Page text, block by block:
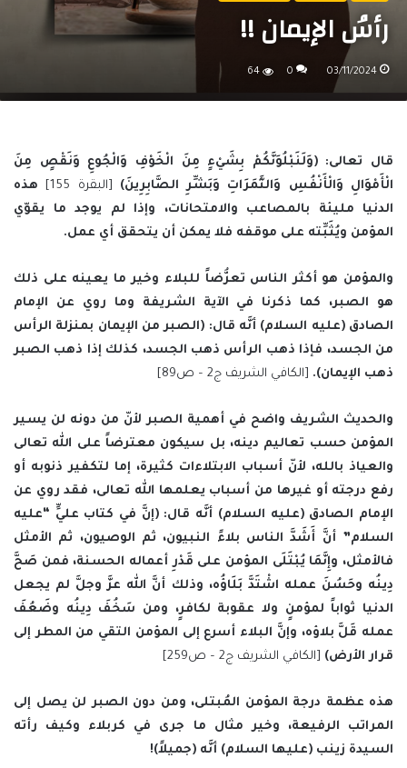
رأسُ الإيمان !!
03/11/2024
0
64
قال تعالى: (وَلَنَبْلُوَنَّكُمْ بِشَيْءٍ مِنَ الْخَوْفِ وَالْجُوعِ وَنَقْصٍ مِنَ
الْأَمْوَالِ وَالْأَنْفُسِ وَالثَّمَرَاتِ وَبَشِّرِ الصَّابِرِينَ)
[البقرة 155]
هذه
الدنيا مليئة بالمصاعب والامتحانات، وإذا لم يوجد ما يقوّي
المؤمن ويُثَبِّته على موقفه فلا يمكن أن يتحقق أي عمل.
والمؤمن هو أكثر الناس تعرُّضاً للبلاء وخير ما يعينه على ذلك
هو الصبر، كما ذكرنا في الآية الشريفة وما روي عن الإمام
الصادق (عليه السلام) أنَّه قال: (الصبر من الإيمان بمنزلة الرأس
من الجسد، فإذا ذهب الرأس ذهب الجسد، كذلك إذا ذهب الصبر
ذهب الإيمان).
[الكافي الشريف ج2 – ص89]
والحديث الشريف واضح في أهمية الصبر لأنّ من دونه لن يسير
المؤمن حسب تعاليم دينه، بل سيكون معترضاً على الله تعالى
والعياذ بالله، لأنّ أسباب الابتلاءات كثيرة، إما لتكفير ذنوبه أو
رفع درجته أو غيرها من أسباب يعلمها الله تعالى، فقد روي عن
الإمام الصادق (عليه السلام) أنَّه قال: (إنَّ في كتاب عليٍّ “عليه
السلام” أنَّ أَشَدَّ الناس بلاءً النبيون، ثم الوصيون، ثم الأمثل
فالأمثل، وإِنَّمَا يُبْتَلَى المؤمن على قَدْرِ أعماله الحسنة، فمن صَحَّ
دِينُه وحَسُنَ عمله اشْتَدَّ بَلَاؤُه، وذلك أنَّ الله عزَّ وجلَّ لم يجعل
الدنيا ثواباً لمؤمنٍ ولا عقوبة لكافرٍ، ومن سَخُفَ دِينُه وضَعُفَ
عمله قَلَّ بلاؤه، وإنَّ البلاء أسرع إلى المؤمن التقي من المطر إلى
قرار الأرض)
[الكافي الشريف ج2 – ص259]
هذه عظمة درجة المؤمن المُبتلى، ومن دون الصبر لن يصل إلى
المراتب الرفيعة، وخير مثال ما جرى في كربلاء وكيف رأته
السيدة زينب (عليها السلام) أنَّه (جميلاً)!